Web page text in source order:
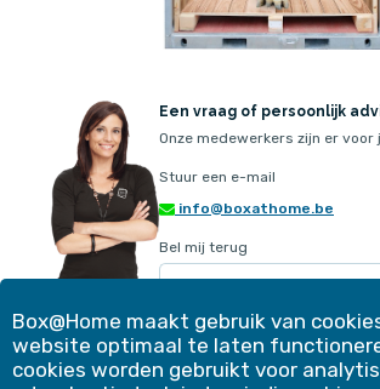
Een vraag of persoonlijk
Onze medewerkers zijn er voor
Stuur een e-mail
info@boxathome.be
Bel mij terug
Ons aanbod
Klantervaringen
Box@Home maakt gebruik van
website optimaal te laten
cookies worden gebruikt voor